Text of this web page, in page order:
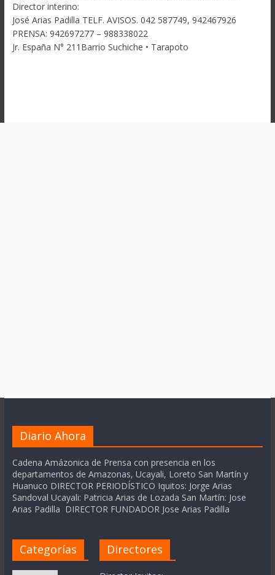
Director interino:
José Arias Padilla TELF. AVISOS. 042 587749, 942467926
PRENSA: 942697277 – 988338022
Jr. España N° 211Barrio Suchiche • Tarapoto
Diario Ahora
Cadena Amázonica de Prensa con presencia en los
departamentos de Amazonas, Ucayali, Loreto San Martín y
Huanuco DIRECTOR PERIODÍSTICO Iquitos: Jorge Arias
Sandoval Ucayali: Patricia Arias de Lozada San Martín: Jose
Arias Padilla DIRECTOR FUNDADOR Jose Arias Padilla
Categorías Directores